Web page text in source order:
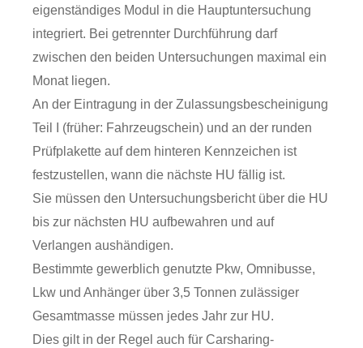
eigenständiges Modul in die Hauptuntersuchung
integriert. Bei getrennter Durchführung darf
zwischen den beiden Untersuchungen maximal ein
Monat liegen.
An der Eintragung in der Zulassungsbescheinigung
Teil I (früher: Fahrzeugschein) und an der runden
Prüfplakette auf dem hinteren Kennzeichen ist
festzustellen, wann die nächste HU fällig ist.
Sie müssen den Untersuchungsbericht über die HU
bis zur nächsten HU aufbewahren und auf
Verlangen aushändigen.
Bestimmte gewerblich genutzte Pkw, Omnibusse,
Lkw und Anhänger über 3,5 Tonnen zulässiger
Gesamtmasse müssen jedes Jahr zur HU.
Dies gilt in der Regel auch für Carsharing-